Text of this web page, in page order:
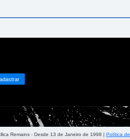
Remains - Desde 13 de Janeiro de 1998 | Política